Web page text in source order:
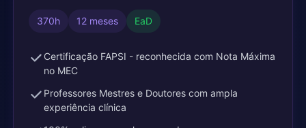
370h 12 meses EaD
Certificação FAPSI - reconhecida com Nota Máxima
no MEC
Professores Mestres e Doutores com ampla
experiência clínica